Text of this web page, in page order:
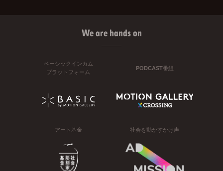
We are hands on
ベーシックインカム
プラットフォーム
PODCAST番組
アート基金 社会を動かすかけ声